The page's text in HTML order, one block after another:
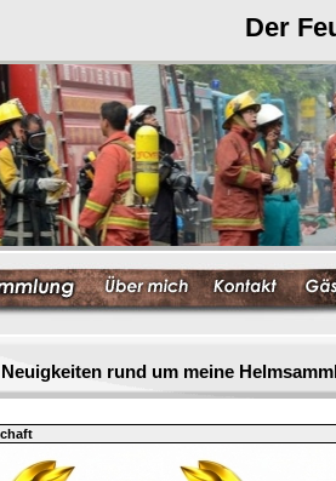
Der
rund um meine